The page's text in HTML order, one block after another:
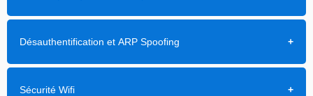
Désauthentification et ARP Spoofing
Sécurité Wifi